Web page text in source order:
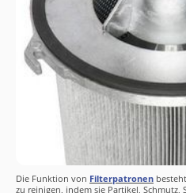
Die Funktion von Filterpatronen
zu reinigen, indem sie Partikel, Schmutz,